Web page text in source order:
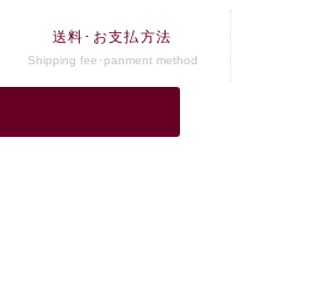
送料･お支払方法
Shipping fee･panment method